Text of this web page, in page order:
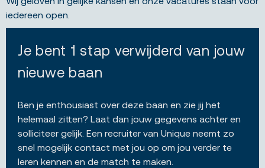
iedereen open.
Je bent 1 stap verwijderd van jouw
nieuwe baan
Ben je enthousiast over deze baan en zie jij het
helemaal zitten? Laat dan jouw gegevens achter en
solliciteer gelijk. Een recruiter van Unique neemt zo
snel mogelijk contact met jou op om jou verder te
leren kennen en de match te maken.